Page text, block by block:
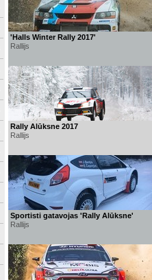
'Halls Winter Rally 2017'
Rallijs
Rally Alūksne 2017
Rallijs
Sportisti gatavojas 'Rally Alūksne'
Rallijs